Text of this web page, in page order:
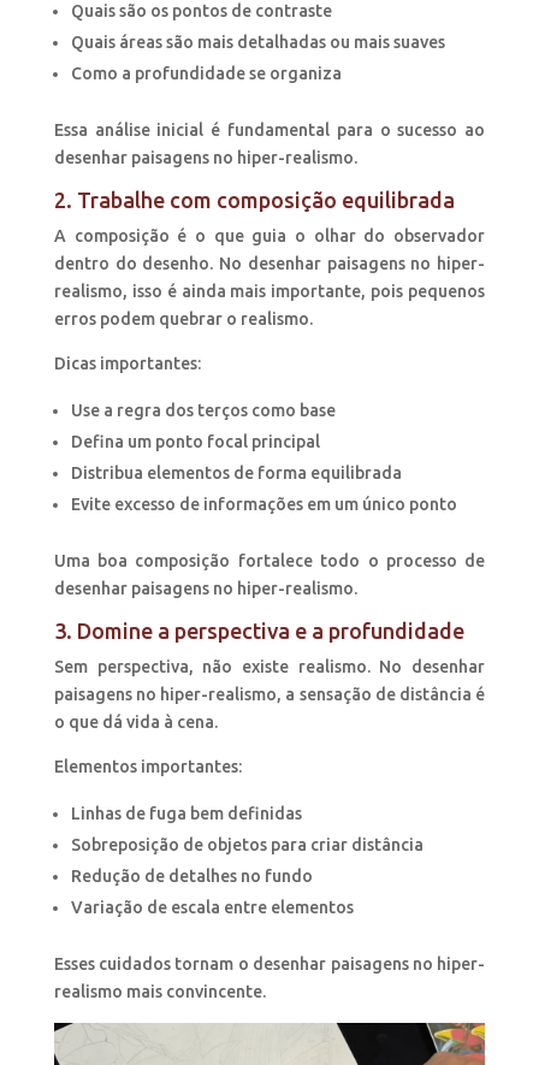
Quais são os pontos de contraste
Quais áreas são mais detalhadas ou mais suaves
Como a profundidade se organiza
Essa análise inicial é fundamental para o sucesso ao
desenhar paisagens no hiper-realismo.
2. Trabalhe com composição equilibrada
A composição é o que guia o olhar do observador
dentro do desenho. No desenhar paisagens no hiper-
realismo, isso é ainda mais importante, pois pequenos
erros podem quebrar o realismo.
Dicas importantes:
Use a regra dos terços como base
Defina um ponto focal principal
Distribua elementos de forma equilibrada
Evite excesso de informações em um único ponto
Uma boa composição fortalece todo o processo de
desenhar paisagens no hiper-realismo.
3. Domine a perspectiva e a profundidade
Sem perspectiva, não existe realismo. No desenhar
paisagens no hiper-realismo, a sensação de distância é
o que dá vida à cena.
Elementos importantes:
Linhas de fuga bem definidas
Sobreposição de objetos para criar distância
Redução de detalhes no fundo
Variação de escala entre elementos
Esses cuidados tornam o desenhar paisagens no hiper-
realismo mais convincente.